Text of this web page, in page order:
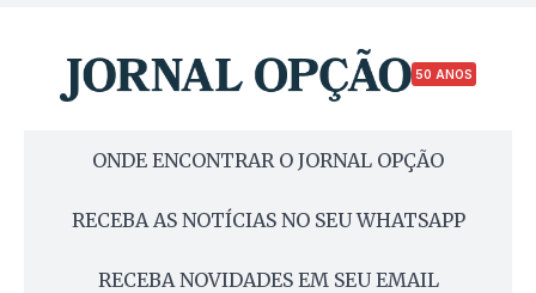
50 ANOS
ONDE ENCONTRAR O JORNAL OPÇÃO
RECEBA AS NOTÍCIAS NO SEU WHATSAPP
RECEBA NOVIDADES EM SEU EMAIL